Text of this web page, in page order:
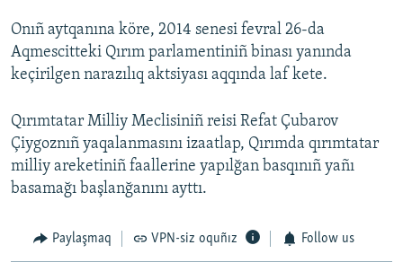
Onıñ aytqanına köre, 2014 senesi fevral 26-da
Aqmescitteki Qırım parlamentiniñ binası yanında
keçirilgen narazılıq aktsiyası aqqında laf kete.
Qırımtatar Milliy Meclisiniñ reisi Refat Çubarov
Çiygoznıñ yaqalanmasını izaatlap, Qırımda qırımtatar
milliy areketiniñ faallerine yapılğan basqınıñ yañı
basamağı başlanğanını ayttı.
Paylaşmaq VPN-siz oquñız Follow us